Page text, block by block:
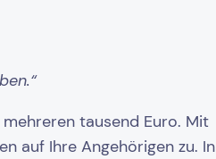
tausend Euro. Mit
auf Ihre Angehörigen zu. In